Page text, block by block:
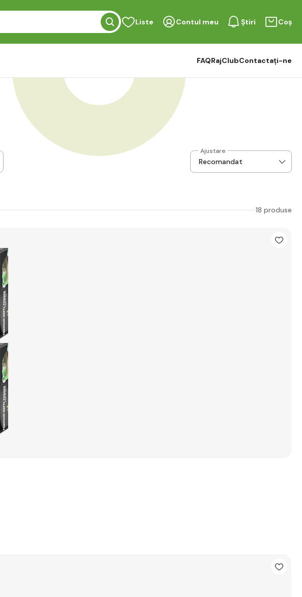
Liste Contul meu Știri Coș
FAQRajClubContactați-ne
Ajustare
18 produse